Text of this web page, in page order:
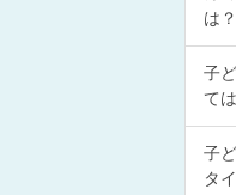
は？
子
て
子
タ